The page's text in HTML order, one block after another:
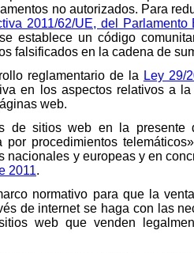
no autorizados. Para
2011/62/UE, del
establece un código
falsificados en la cadena de
reglamentario de la Ley 29/
en los aspectos relativos a
web.
de sitios web en la presente
por procedimientos
y europeas y en
2011.
normativo para que la
de internet se haga con las
web que venden